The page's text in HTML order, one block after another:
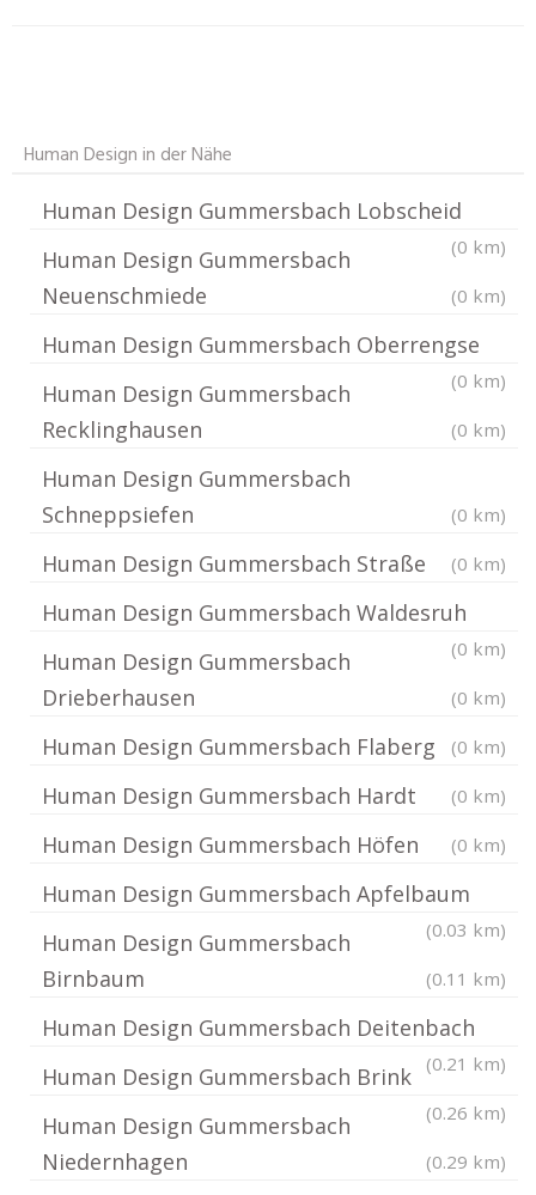
Human Design in der Nähe
Human Design Gummersbach Lobscheid
(0 km)
Human Design Gummersbach
Neuenschmiede
(0 km)
Human Design Gummersbach Oberrengse
(0 km)
Human Design Gummersbach
Recklinghausen
(0 km)
Human Design Gummersbach
Schneppsiefen
(0 km)
Human Design Gummersbach Straße (0 km)
Human Design Gummersbach Waldesruh
(0 km)
Human Design Gummersbach
Drieberhausen
(0 km)
Human Design Gummersbach Flaberg (0 km)
Human Design Gummersbach Hardt (0 km)
Human Design Gummersbach Höfen (0 km)
Human Design Gummersbach Apfelbaum
(0.03 km)
Human Design Gummersbach
Birnbaum
(0.11 km)
Human Design Gummersbach Deitenbach
(0.21 km)
Human Design Gummersbach Brink
(0.26 km)
Human Design Gummersbach
Niedernhagen
(0.29 km)